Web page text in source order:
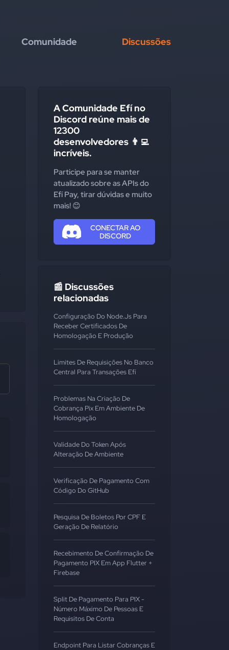
Comunidade Discussões
A Comunidade Efí no
Discord reúne mais de
12300
desenvolvedores 👨‍💻
incríveis.
Participe para se manter
atualizado sobre as APIs do
Efí Pay, tirar dúvidas e muito
mais! 😊
CONECTAR AO
DISCORD
📰 Discussões
relacionadas
Configuração Do Node.js Para
Receber Certificados De
Homologação E Produção
Limites De Requisições No Banco
Central Para Transações Efí
Problemas Na Criação De
Cobrança Pix Em Ambiente De
Homologação
Validade Do Token Após
Alteração De Ambiente
Verificação De Pagamento Com
Código Do GitHub
Pesquisa De Boletos Por CPF E
Geração De Relatório
Recebimento De Confirmação De
Pagamento PIX Em App Flutter +
Firebase
Split De Pagamento Para PIX -
Número Máximo De Pessoas E
Requisitos De Conta
Endpoint Para Listar Cobranças E